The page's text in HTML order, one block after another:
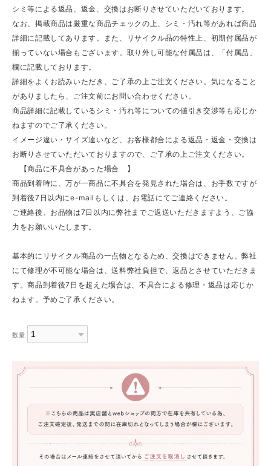
シミ等による返品、返金、交換はお断りさせていただいております。
なお、掲載商品は厳重な商品チェックの上、シミ・汚れ等があれば商品
詳細に記載してあります。また、リサイクル品の特性上、初期付属品が
揃っていない場合もございます。取り外し可能な付属品は、「付属品」
欄に記載しております。
詳細をよくお読みいただき、ご了承の上ご注文ください。気になること
がありましたら、ご注文前にお問い合わせください。
商品詳細に記載しているシミ・汚れ等についての値引き交渉等も応じか
ねますのでご了承ください。
イメージ違い・サイズ違いなど、お客様都合による返品・返金・交換は
お断りさせていただいておりますので、ご了承の上ご注文ください。
【商品に不具合があった場合 】
商品到着時に、万が一商品に不具合を発見された場合は、お手数ですが
到着後7日以内にe-mailもしくは、お電話にてご連絡ください。
ご連絡後、お品物は7日以内に弊社までご返送いただきますよう、ご協
力をお願いいたします。
基本的にリサイクル商品の一点物となるため、交換はできません。弊社
にて修理が不可能な場合は、送料弊社負担で、返品とさせていただきま
す。商品到着後7日を超えた場合は、不具合による修理・返品は応じか
ねます。予めご了承ください。
数量